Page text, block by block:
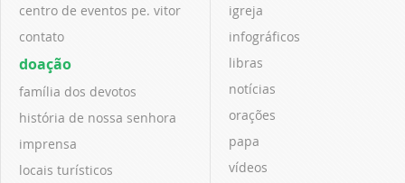
centro de eventos pe. vitor
contato
doação
família dos devotos
história de nossa senhora
imprensa
locais turísticos
igreja
infográficos
libras
notícias
orações
papa
vídeos